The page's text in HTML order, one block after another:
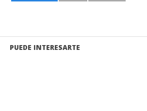
PUEDE INTERESARTE